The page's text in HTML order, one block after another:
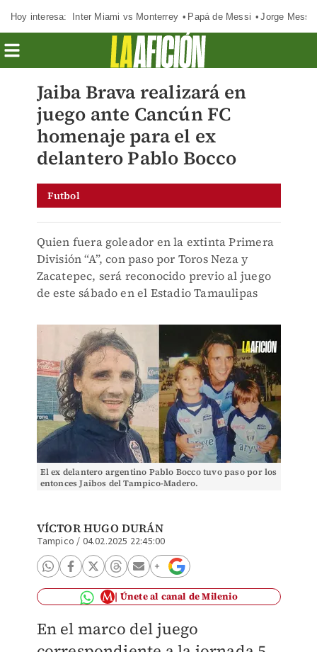
Hoy interesa: Inter Miami vs Monterrey Papá de Messi Jorge Messi
Jaiba Brava realizará en
juego ante Cancún FC
homenaje para el ex
delantero Pablo Bocco
Futbol
Quien fuera goleador en la extinta Primera
División “A”, con paso por Toros Neza y
Zacatepec, será reconocido previo al juego
de este sábado en el Estadio Tamaulipas
El ex delantero argentino Pablo Bocco tuvo paso por los
entonces Jaibos del Tampico-Madero.
VÍCTOR HUGO DURÁN
Tampico / 04.02.2025 22:45:00
Únete al canal de Milenio
En el marco del juego